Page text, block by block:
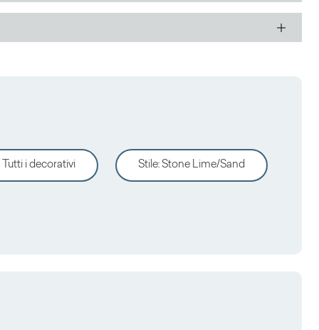
Tutti i decorativi Stile: Stone Lime/Sand